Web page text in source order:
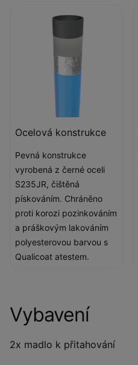
Ocelová konstrukce
Pevná konstrukce
vyrobená z černé oceli
S235JR, čištěná
pískováním. Chráněno
proti korozi pozinkováním
a práškovým lakováním
polyesterovou barvou s
Qualicoat atestem.
Vybavení
2x madlo k přitahování